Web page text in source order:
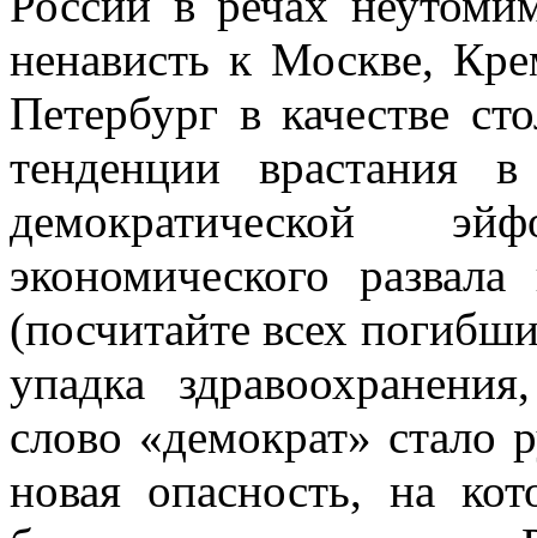
ненависть к Москве,
Петербург в качестве
тенденции врастания
демократической
экономического
(посчитайте всех
упадка
слово «демократ» стало
новая опасность, на